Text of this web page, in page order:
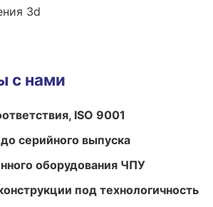
3d
с нами
ISO 9001
серийного выпуска
оборудования ЧПУ
под технологичность